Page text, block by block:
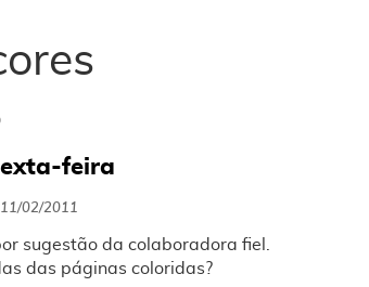
feira
11/02/2011
sugestão da colaboradora fiel.
das páginas coloridas?